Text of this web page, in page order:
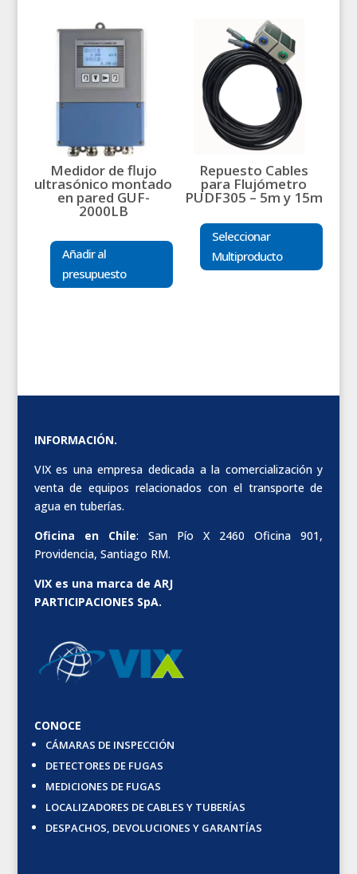
Medidor de flujo
ultrasónico montado
en pared GUF-
2000LB
Añadir al
presupuesto
Repuesto Cables
para Flujómetro
PUDF305 – 5m y 15m
Seleccionar
Multiproducto
INFORMACIÓN.
VIX es una empresa dedicada a la comercialización y
venta de equipos relacionados con el transporte de
agua en tuberías.
Oficina en Chile: San Pío X 2460 Oficina 901,
Providencia, Santiago RM.
VIX es una marca de ARJ
PARTICIPACIONES SpA.
CONOCE
CÁMARAS DE INSPECCIÓN
DETECTORES DE FUGAS
MEDICIONES DE FUGAS
LOCALIZADORES DE CABLES Y TUBERÍAS
DESPACHOS, DEVOLUCIONES Y GARANTÍAS